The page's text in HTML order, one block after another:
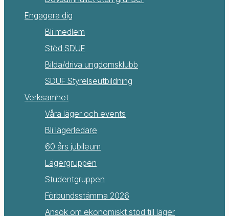
Engagera dig
Bli medlem
Stöd SDUF
Bilda/driva ungdomsklubb
SDUF Styrelseutbildning
Verksamhet
Våra läger och events
Bli lägerledare
60 års jubileum
Lägergruppen
Studentgruppen
Förbundsstämma 2026
Ansök om ekonomiskt stöd till läger